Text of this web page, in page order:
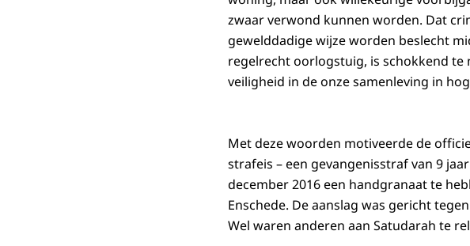
zwaar verwond kunnen worden. Dat
gewelddadige wijze worden beslecht
regelrecht oorlogstuig, is schokkend te
veiligheid in de onze samenleving in
Met deze woorden motiveerde de
strafeis – een gevangenisstraf van 9
december 2016 een handgranaat te
Enschede. De aanslag was gericht
Wel waren anderen aan Satudarah te